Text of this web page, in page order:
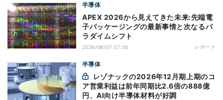
半導体
APEX 2026から見えてきた未来:先端電
子パッケージングの最新事情と次なるパ
ラダイムシフト
2026/08/07 07:00 レポート
半導体
ア営業利益は前年同期比2.6倍の888億
円、AI向け半導体材料が好調